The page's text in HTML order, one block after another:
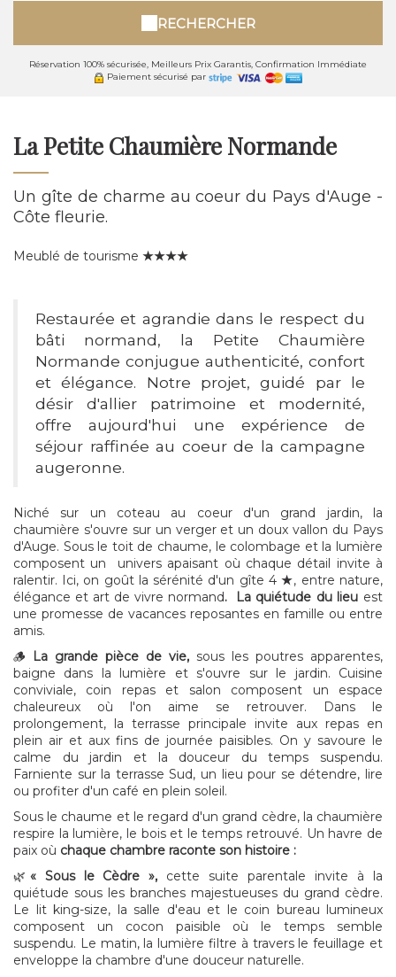
RECHERCHER
Réservation 100% sécurisée, Meilleurs Prix Garantis, Confirmation Immédiate
Paiement sécurisé par
La Petite Chaumière Normande
Un gîte de charme au coeur du Pays d'Auge -
Côte fleurie.
Meublé de tourisme ★★★★
Restaurée et agrandie dans le respect du
bâti normand, la Petite Chaumière
Normande conjugue authenticité, confort
et élégance. Notre projet, guidé par le
désir d'allier patrimoine et modernité,
offre aujourd'hui une expérience de
séjour raffinée au coeur de la campagne
augeronne.
Niché sur un coteau au coeur d'un grand jardin, la
chaumière s'ouvre sur un verger et un doux vallon du Pays
d'Auge. Sous le toit de chaume, le colombage et la lumière
composent un univers apaisant où chaque détail invite à
ralentir. Ici, on goût la sérénité d'un gîte 4 ★, entre nature,
élégance et art de vivre normand. La quiétude du lieu est
une promesse de vacances reposantes en famille ou entre
amis.
🪵
La grande pièce de vie, sous les poutres apparentes,
baigne dans la lumière et s'ouvre sur le jardin. Cuisine
conviviale, coin repas et salon composent un espace
chaleureux où l'on aime se retrouver. Dans le
prolongement, la terrasse principale invite aux repas en
plein air et aux fins de journée paisibles. On y savoure le
calme du jardin et la douceur du temps suspendu.
Farniente sur la terrasse Sud, un lieu pour se détendre, lire
ou profiter d'un café en plein soleil.
Sous le chaume et le regard d'un grand cèdre, la chaumière
respire la lumière, le bois et le temps retrouvé. Un havre de
paix où chaque chambre raconte son histoire :
🌿 « Sous le Cèdre », cette suite parentale invite à la
quiétude sous les branches majestueuses du grand cèdre.
Le lit king-size, la salle d'eau et le coin bureau lumineux
composent un cocon paisible où le temps semble
suspendu. Le matin, la lumière filtre à travers le feuillage et
enveloppe la chambre d'une douceur naturelle.